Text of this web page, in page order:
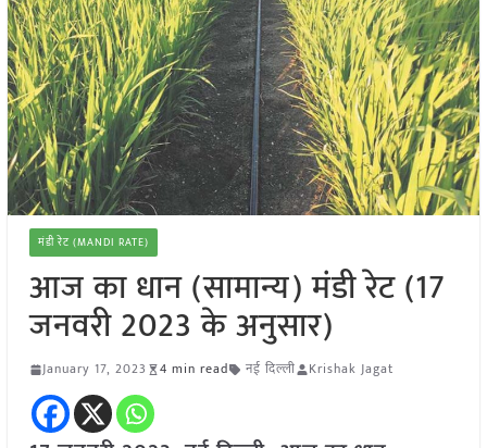
मंडी रेट (MANDI RATE)
आज का धान (सामान्य) मंडी रेट (17
जनवरी 2023 के अनुसार)
January 17, 2023 4 min read नई दिल्ली Krishak Jagat